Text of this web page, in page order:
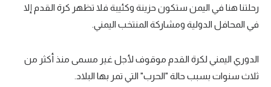
رحلتنا هنا في اليمن ستكون حزينة وكئيبة فلا تظهر كرة القدم إلا
في المحافل الدولية ومشاركة المنتخب اليمني.
الدوري اليمني لكرة القدم موقوف لأجل غير مسمى منذ أكثر من
ثلاث سنوات بسبب حالة "الحرب" التي تمر بها البلاد.